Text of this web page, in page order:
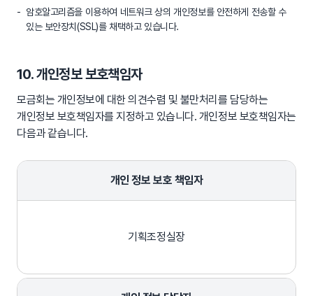
암호알고리즘을 이용하여 네트워크 상의 개인정보를 안전하게 전송할 수
있는 보안장치(SSL)를 채택하고 있습니다.
10. 개인정보 보호책임자
모금회는 개인정보에 대한 의견수렴 및 불만처리를 담당하는
개인정보 보호책임자를 지정하고 있습니다. 개인정보 보호책임자는
다음과 같습니다.
개인 정보 보호 책임자
기획조정실장